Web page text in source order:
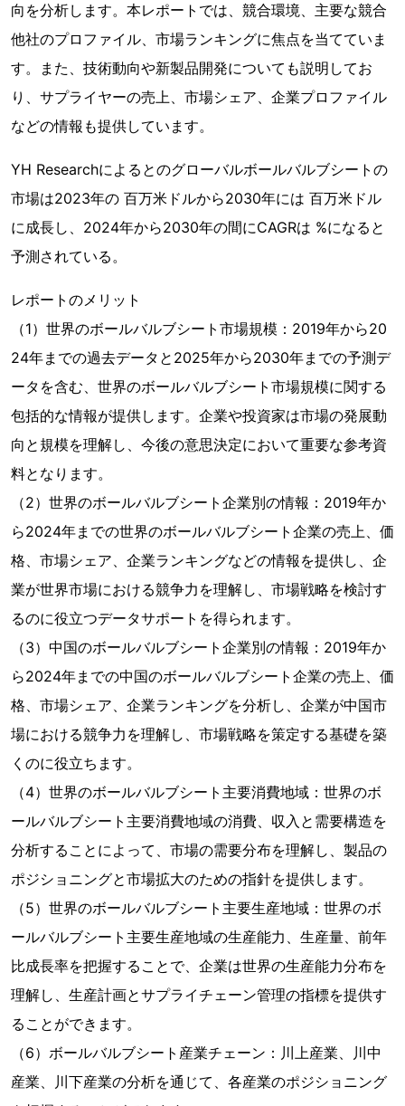
向を分析します。本レポートでは、競合環境、主要な競合
他社のプロファイル、市場ランキングに焦点を当てていま
す。また、技術動向や新製品開発についても説明してお
り、サプライヤーの売上、市場シェア、企業プロファイル
などの情報も提供しています。
YH Researchによるとのグローバルボールバルブシートの
市場は2023年の 百万米ドルから2030年には 百万米ドル
に成長し、2024年から2030年の間にCAGRは %になると
予測されている。
レポートのメリット
（1）世界のボールバルブシート市場規模：2019年から20
24年までの過去データと2025年から2030年までの予測デ
ータを含む、世界のボールバルブシート市場規模に関する
包括的な情報が提供します。企業や投資家は市場の発展動
向と規模を理解し、今後の意思決定において重要な参考資
料となります。
（2）世界のボールバルブシート企業別の情報：2019年か
ら2024年までの世界のボールバルブシート企業の売上、価
格、市場シェア、企業ランキングなどの情報を提供し、企
業が世界市場における競争力を理解し、市場戦略を検討す
るのに役立つデータサポートを得られます。
（3）中国のボールバルブシート企業別の情報：2019年か
ら2024年までの中国のボールバルブシート企業の売上、価
格、市場シェア、企業ランキングを分析し、企業が中国市
場における競争力を理解し、市場戦略を策定する基礎を築
くのに役立ちます。
（4）世界のボールバルブシート主要消費地域：世界のボ
ールバルブシート主要消費地域の消費、収入と需要構造を
分析することによって、市場の需要分布を理解し、製品の
ポジショニングと市場拡大のための指針を提供します。
（5）世界のボールバルブシート主要生産地域：世界のボ
ールバルブシート主要生産地域の生産能力、生産量、前年
比成長率を把握することで、企業は世界の生産能力分布を
理解し、生産計画とサプライチェーン管理の指標を提供す
ることができます。
（6）ボールバルブシート産業チェーン：川上産業、川中
産業、川下産業の分析を通じて、各産業のポジショニング